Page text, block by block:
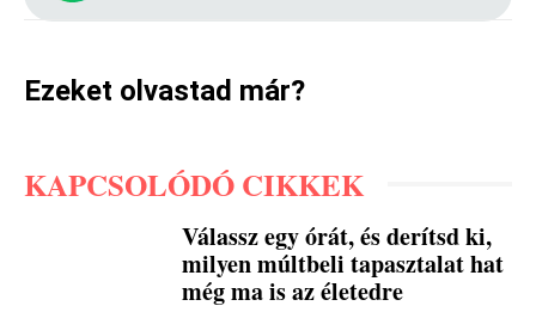
Ezeket olvastad már?
KAPCSOLÓDÓ CIKKEK
Válassz egy órát, és derítsd ki,
milyen múltbeli tapasztalat hat
még ma is az életedre